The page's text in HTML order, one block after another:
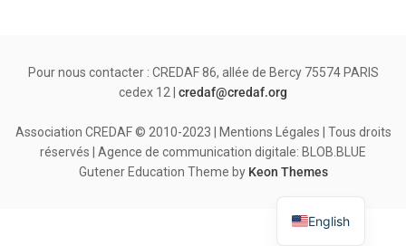
Pour nous contacter : CREDAF 86, allée de Bercy 75574 PARIS
cedex 12 | credaf@credaf.org
Association CREDAF © 2010-2023 | Mentions Légales | Tous droits
réservés | Agence de communication digitale: BLOB.BLUE
Gutener Education Theme by Keon Themes
English